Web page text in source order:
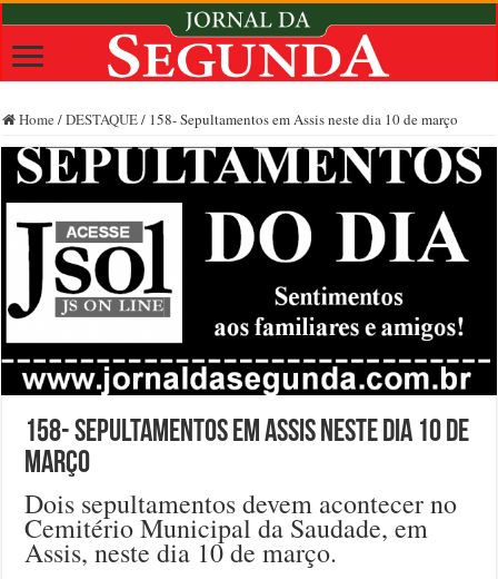
Home /DESTAQUE/ 158- Sepultamentos em Assis neste dia 10 de março
158- Sepultamentos em Assis neste dia 10 de
março
Dois sepultamentos devem acontecer no
Cemitério Municipal da Saudade, em
Assis, neste dia 10 de março.